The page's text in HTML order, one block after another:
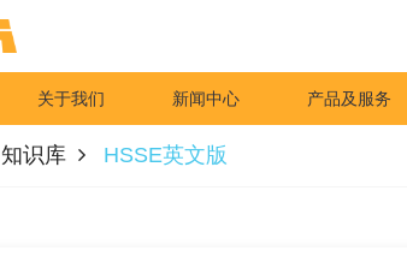
关于我们 新闻中心 产品及服务
知识库 HSSE英文版